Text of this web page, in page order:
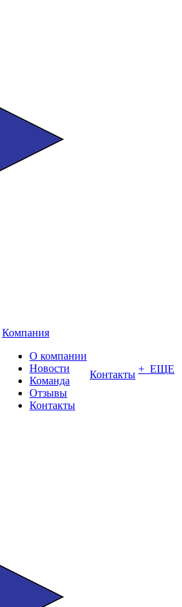
Компания
О компании
Новости
Команда
Отзывы
Контакты
Контакты + ЕЩЕ